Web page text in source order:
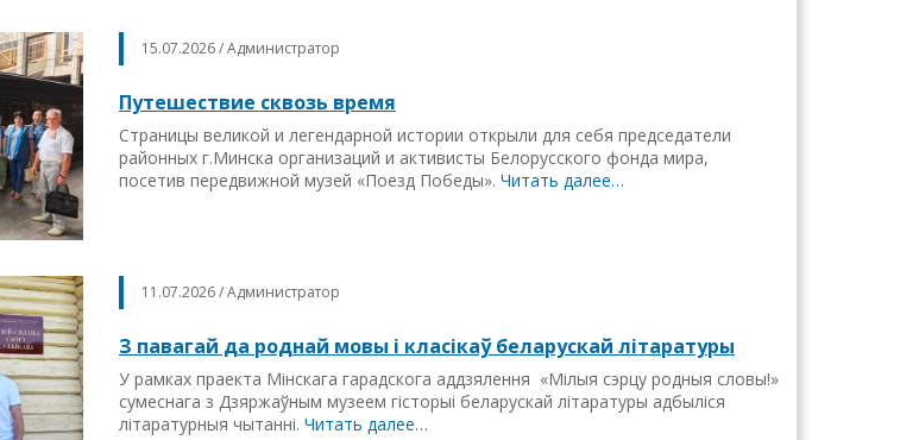
15.07.2026 / Администратор
Путешествие сквозь время
Страницы великой и легендарной истории открыли для себя председатели
районных г.Минска организаций и активисты Белорусского фонда мира,
посетив передвижной музей «Поезд Победы». Читать далее…
11.07.2026 / Администратор
З павагай да роднай мовы i класiкаў беларускай лiтаратуры
У рамках праекта Мiнскага гарадскога аддзялення «Мiлыя сэрцу родныя словы!»
сумеснага з Дзяржаўным музеем гiсторыi беларускай лiтаратуры адбылiся
лiтаратурныя чытаннi. Читать далее…